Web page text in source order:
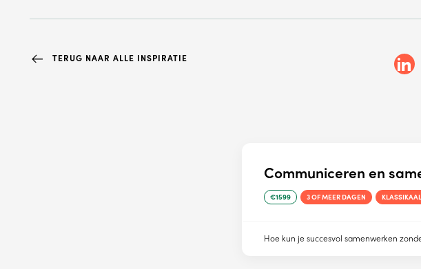
TERUG NAAR ALLE INSPIRATIE
Communiceren en
€1599 3 OF MEER DAGEN KLASSIKAAL
Hoe kun je succesvol samenwerken